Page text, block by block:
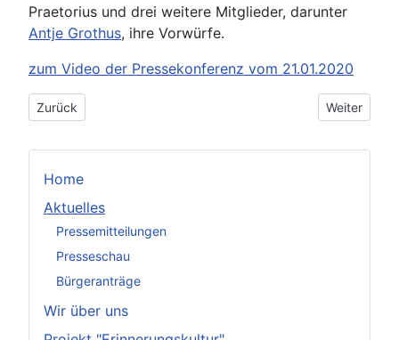
Home
Aktuelles
Pressemitteilungen
Presseschau
Bürgeranträge
Wir über uns
Praetorius und drei weitere Mitglieder, darunter
Antje Grothus, ihre Vorwürfe.
zum Video der Pressekonferenz vom 21.01.2020
Vorheriger Beitrag: Brief an Minister Pinkwart
Zurück Nächster
Weiter